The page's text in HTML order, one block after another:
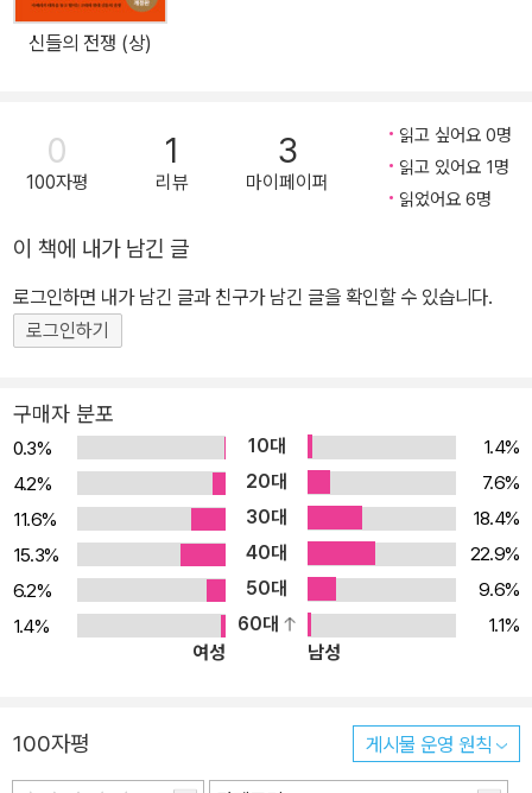
신들의 전쟁 (상)
0
100자평
1
리뷰
3
마이페이퍼
읽고 싶어요 0명
읽고 있어요 1명
읽었어요 6명
이 책에 내가 남긴 글
로그인하면 내가 남긴 글과 친구가 남긴 글을 확인할 수 있습니다.
로그인하기
구매자 분포
0.3% 10대
1.4%
4.2%
20대
7.6%
11.6%
30대
18.4%
15.3%
40대
22.9%
6.2%
50대
9.6%
1.4%
60대
1.1%
여성
남성
100자평 게시물 운영 원칙